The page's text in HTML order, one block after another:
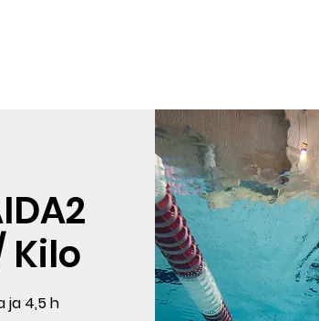
Kilo
ja 4,5 h